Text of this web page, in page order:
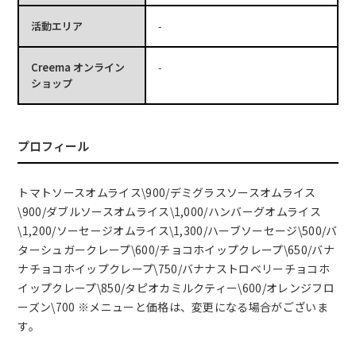
活動エリア -
Creema オンライン
ショップ
-
プロフィール
トマトソースオムライス\900/デミグラスソースオムライス
\900/ダブルソースオムライス\1,000/ハンバーグオムライス
\1,200/ソーセージオムライス\1,300/ハーブソーセージ\500/バ
ターシュガークレープ\600/チョコホイップクレープ\650/バナ
ナチョコホイップクレープ\750/バナナストロベリーチョコホ
イップクレープ\850/タピオカミルクティー\600/オレンジフロ
ーズン\700 ※メニューと価格は、変更になる場合がございま
す。